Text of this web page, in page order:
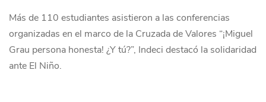
Más de 110 estudiantes asistieron a las conferencias
organizadas en el marco de la Cruzada de Valores “¡Miguel
Grau persona honesta! ¿Y tú?”, Indeci destacó la solidaridad
ante El Niño.